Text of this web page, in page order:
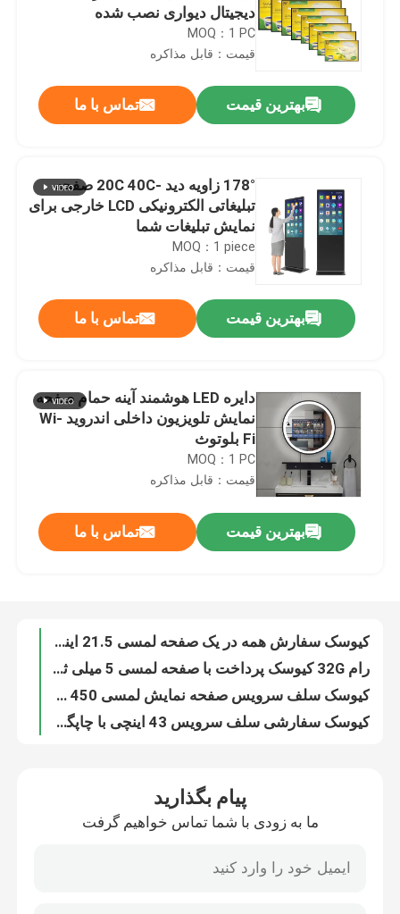
خانه
محصولات
فیلم های
کنترل کیفیت
تماس با ما
دیجیتال دیواری نصب شده
MOQ：1 PC
قیمت：قابل مذاکره
بهترین قیمت تماس با ما
178° زاویه دید -20C 40C صفحه
تبلیغاتی الکترونیکی LCD خارجی برای
نمایش تبلیغات شما
MOQ：1 piece
قیمت：قابل مذاکره
بهترین قیمت تماس با ما
دایره LED هوشمند آینه حمام صفحه
نمایش تلویزیون داخلی اندروید Wi-
Fi بلوتوث
MOQ：1 PC
قیمت：قابل مذاکره
بهترین قیمت تماس با ما
کیوسک سفارش همه در یک صفحه لمسی 21.5 اینچی برای سلف سرویس
رام 32G کیوسک پرداخت با صفحه لمسی 5 میلی ثانیه برای سوپرمارکت
کیوسک سلف سرویس صفحه نمایش لمسی 1080p 450 نیت 15.6 اینچی برای پرداخت
کیوسک سفارشی سلف سرویس 43 اینچی با چاپگر پایانه POS
پیام بگذارید
ما به زودی با شما تماس خواهیم گرفت